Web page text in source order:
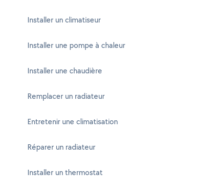
Installer un climatiseur
Installer une pompe à chaleur
Installer une chaudière
Remplacer un radiateur
Entretenir une climatisation
Réparer un radiateur
Installer un thermostat